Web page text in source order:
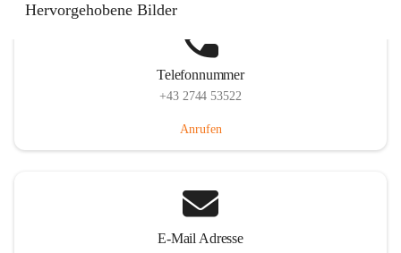
Hervorgehobene Bilder
Telefonnummer
+43 2744 53522
Anrufen
E-Mail Adresse